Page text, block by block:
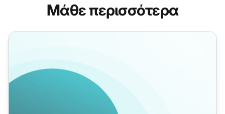
Μάθε περισσότερα
Αυτοματοποίηση email